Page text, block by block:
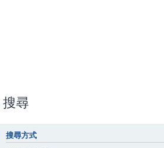
搜尋
搜尋方式